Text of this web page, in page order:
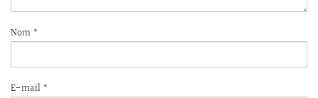
Nom *
E-mail *